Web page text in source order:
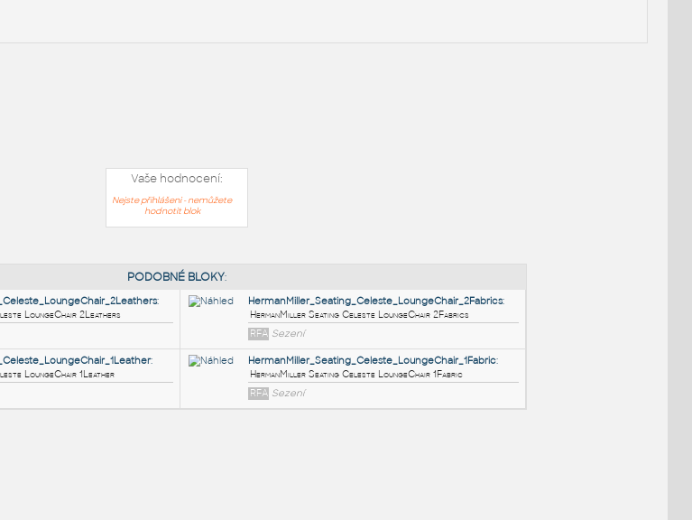
Vaše hodnocení:
Nejste přihlášeni - nemůžete
hodnotit blok